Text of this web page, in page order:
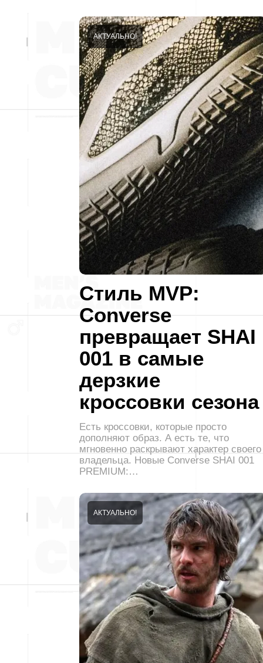
Стиль MVP:
Converse
превращает SHAI
001 в самые
дерзкие
кроссовки сезона
АКТУАЛЬНО!
Есть кроссовки, которые просто
дополняют образ. А есть те, что
мгновенно раскрывают характер своего
владельца. Новые Converse SHAI 001
PREMIUM:…
АКТУАЛЬНО!